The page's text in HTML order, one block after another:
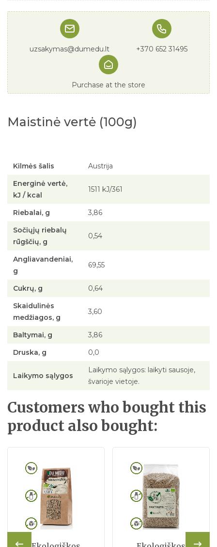
uzsakymas@dumedu.lt +370 652 31495
Purchase at the store
Maistinė vertė (100g)
Kilmės šalis
Austrija
Energinė vertė,
kJ / kcal
1511 kJ/361
Riebalai, g
3,86
Sočiųjų riebalų
rūgščių, g
0,54
Angliavandeniai,
g
69,55
Cukrų, g
0,64
Skaidulinės
medžiagos, g
3,60
Baltymai, g
3,86
Druska, g
0,0
Laikymo sąlygos
Laikymo sąlygos: laikyti sausoje,
švarioje vietoje.
Customers who bought this
product also bought: